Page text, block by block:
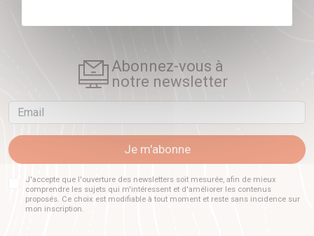
Abonnez-vous à
notre newsletter
Email
Je m'abonne
J'accepte que l'ouverture des newsletters soit mesurée, afin de mieux
comprendre les sujets qui m'intéressent et d'améliorer les contenus
proposés. Ce choix est modifiable à tout moment et reste sans incidence sur
mon inscription.